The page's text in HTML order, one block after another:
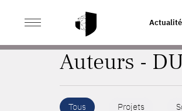
ACCUEIL
Auteurs -
Tous Projets